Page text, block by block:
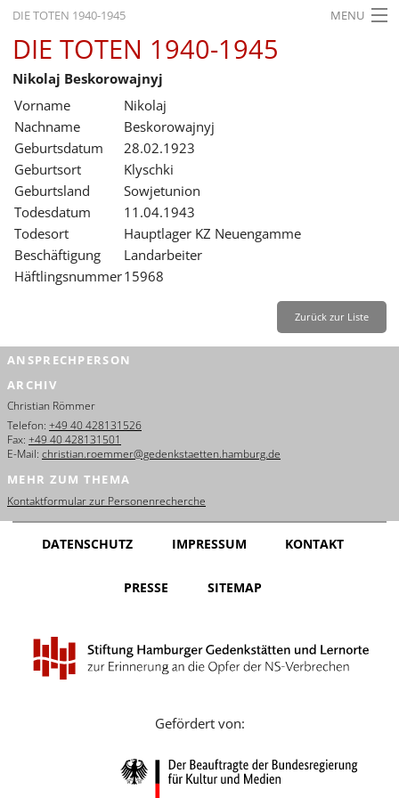
DIE TOTEN 1940-1945 MENU
STARTSEITE
AKTUELLES
AUSSTELLUNGEN
GESCHICHTE
BILDUNG
FORSCHUNG
SERVICE
Français
Dansk
Español
Nederlands
Português
Русский
Leichte Sprache
DIE TOTEN 1940-1945
Nikolaj Beskorowajnyj
Vorname
Nikolaj
Nachname
Beskorowajnyj
Geburtsdatum
28.02.1923
Geburtsort
Klyschki
Geburtsland
Sowjetunion
Todesdatum
11.04.1943
Todesort
Hauptlager KZ Neuengamme
Beschäftigung
Landarbeiter
Häftlingsnummer15968
Zurück zur Liste
ANSPRECHPERSON
ARCHIV
Christian Römmer
Telefon: +49 40 428131526
Fax: +49 40 428131501
E-Mail: christian.roemmer@gedenkstaetten.hamburg.de
MEHR ZUM THEMA
Kontaktformular zur Personenrecherche
DATENSCHUTZ IMPRESSUM KONTAKT
PRESSE SITEMAP
Gefördert von: